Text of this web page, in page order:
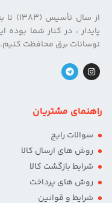
از سال
پایدار ، در کنار شما بوده
نوسانات برق محافظت کنیم.
راهنمای مشتریان
سوالات رایج
روش های ارسال کالا
شرایط بازگشت کالا
روش های پرداخت
شرایط و قوانین